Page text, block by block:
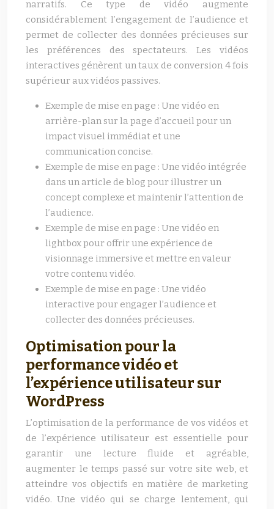
narratifs. Ce type de vidéo augmente
considérablement l’engagement de l’audience et
permet de collecter des données précieuses sur
les préférences des spectateurs. Les vidéos
interactives génèrent un taux de conversion 4 fois
supérieur aux vidéos passives.
Exemple de mise en page : Une vidéo en
arrière-plan sur la page d’accueil pour un
impact visuel immédiat et une
communication concise.
Exemple de mise en page : Une vidéo intégrée
dans un article de blog pour illustrer un
concept complexe et maintenir l’attention de
l’audience.
Exemple de mise en page : Une vidéo en
lightbox pour offrir une expérience de
visionnage immersive et mettre en valeur
votre contenu vidéo.
Exemple de mise en page : Une vidéo
interactive pour engager l’audience et
collecter des données précieuses.
Optimisation pour la
performance vidéo et
l’expérience utilisateur sur
WordPress
L’optimisation de la performance de vos vidéos et
de l’expérience utilisateur est essentielle pour
garantir une lecture fluide et agréable,
augmenter le temps passé sur votre site web, et
atteindre vos objectifs en matière de marketing
vidéo. Une vidéo qui se charge lentement, qui